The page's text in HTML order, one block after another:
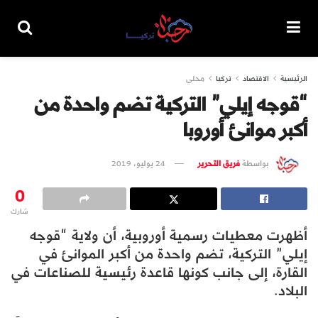
الرئيسية الاقتصاد تركيا محلي
“قوجه إيلي” التركية تضم واحدة من
أكبر موانئ أوروبا
بواسطةفريق التحرير 24 يوليو، 2019
0
شارك
أظهرت معطيات رسمية أوروبية، أن ولاية “قوجه
إيلي” التركية، تضم واحدة من أكبر الموانئ في
القارة، إلى جانب كونها قاعدة رئيسية للصناعات في
البلاد.